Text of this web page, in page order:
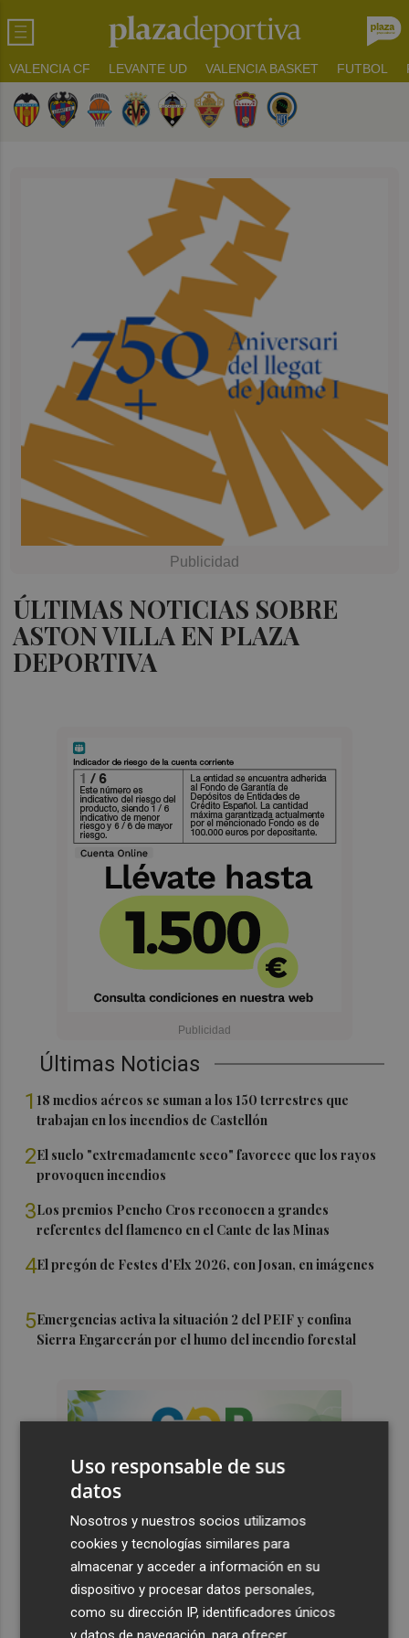
VALENCIA CF LEVANTE UD VALENCIA BASKET FUTBOL
ÚLTIMAS NOTICIAS SOBRE
ASTON VILLA EN PLAZA
DEPORTIVA
Últimas Noticias
1 18 medios aéreos se suman a los 150 terrestres que
trabajan en los incendios de Castellón
2El suelo "extremadamente seco" favorece que los rayos
provoquen incendios
3Los premios Pencho Cros reconocen a grandes
referentes del flamenco en el Cante de las Minas
4El pregón de Festes d'Elx 2026, con Josan, en imágenes
5Emergencias activa la situación 2 del PEIF y confina
Sierra Engarcerán por el humo del incendio forestal
Uso responsable de sus
datos
Nosotros y nuestros socios utilizamos
cookies y tecnologías similares para
almacenar y acceder a información en su
dispositivo y procesar datos personales,
como su dirección IP, identificadores únicos